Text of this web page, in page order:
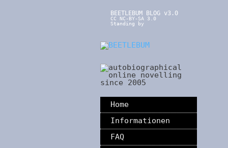
BEETLEBUM BLOG v3.0
CC NC-BY-SA 3.0
Standing by
Home
Informationen
FAQ